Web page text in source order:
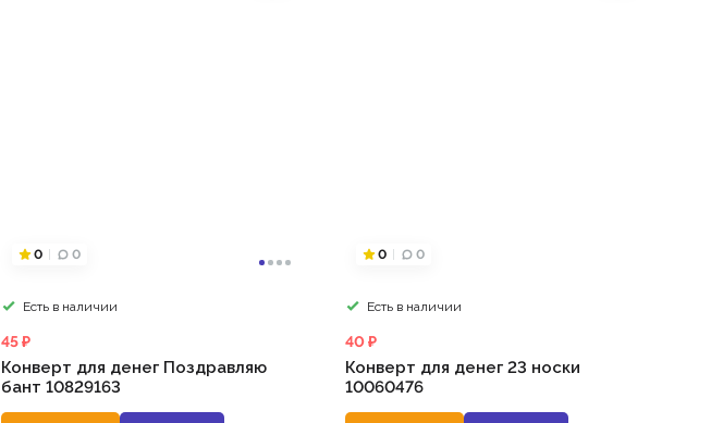
0 0
Есть в наличии
45 ₽
Конверт для денег Поздравляю
бант 10829163
0 0
Есть в наличии
40 ₽
Конверт для денег 23 носки
10060476